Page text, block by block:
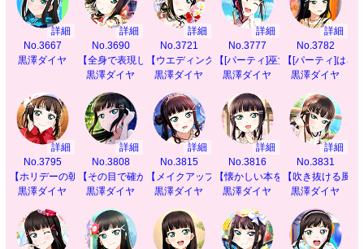
詳細
No.3667
黒澤ダイヤ
詳細
No.3690
【全身で表現したいから】
黒澤ダイヤ
詳細
No.3721
【ウエディングの夢】
黒澤ダイヤ
詳細
No.3777
【[パーティ]巫女舞ステップ】
黒澤ダイヤ
詳細
No.3782
【[パーティ]はろ
黒澤ダイヤ
詳細
No.3795
【ホリデーの朝】
黒澤ダイヤ
詳細
No.3808
【その目で確かめて】
黒澤ダイヤ
詳細
No.3815
【メイクアップルビィ】
黒澤ダイヤ
詳細
No.3816
【懐かしい本を】
黒澤ダイヤ
詳細
No.3831
【吹き抜ける風
黒澤ダイヤ